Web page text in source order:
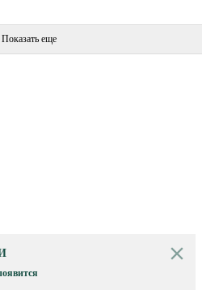
Показать еще